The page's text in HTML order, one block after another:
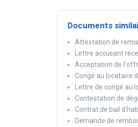
Documents
Attestation de
Lettre accusant
Acceptation de
Congé au locataire
Lettre de congé au
Contestation de
Contrat de bail
Demande de